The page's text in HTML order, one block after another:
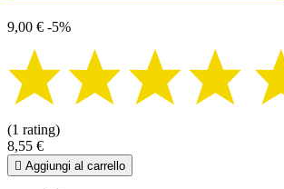
9,00 € -5%
(1 rating)
8,55 €
 Aggiungi al carrello